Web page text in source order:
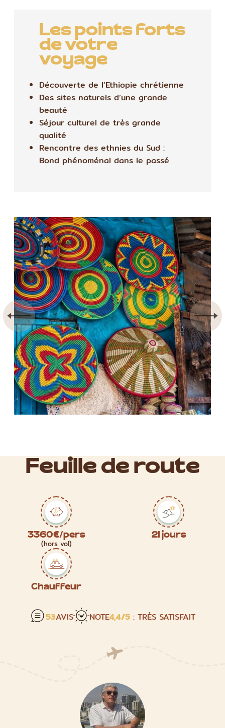
Les points forts
de votre
voyage
Découverte de l’Ethiopie chrétienne
Des sites naturels d’une grande
beauté
Séjour culturel de très grande
qualité
Rencontre des ethnies du Sud :
Bond phénoménal dans le passé
Feuille de route
3360€/pers
(hors vol)
21 jours
Chauffeur
53AVIS NOTE4,4/5 : TRÈS SATISFAIT